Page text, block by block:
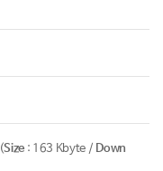
(Size : 163 Kbyte / Down